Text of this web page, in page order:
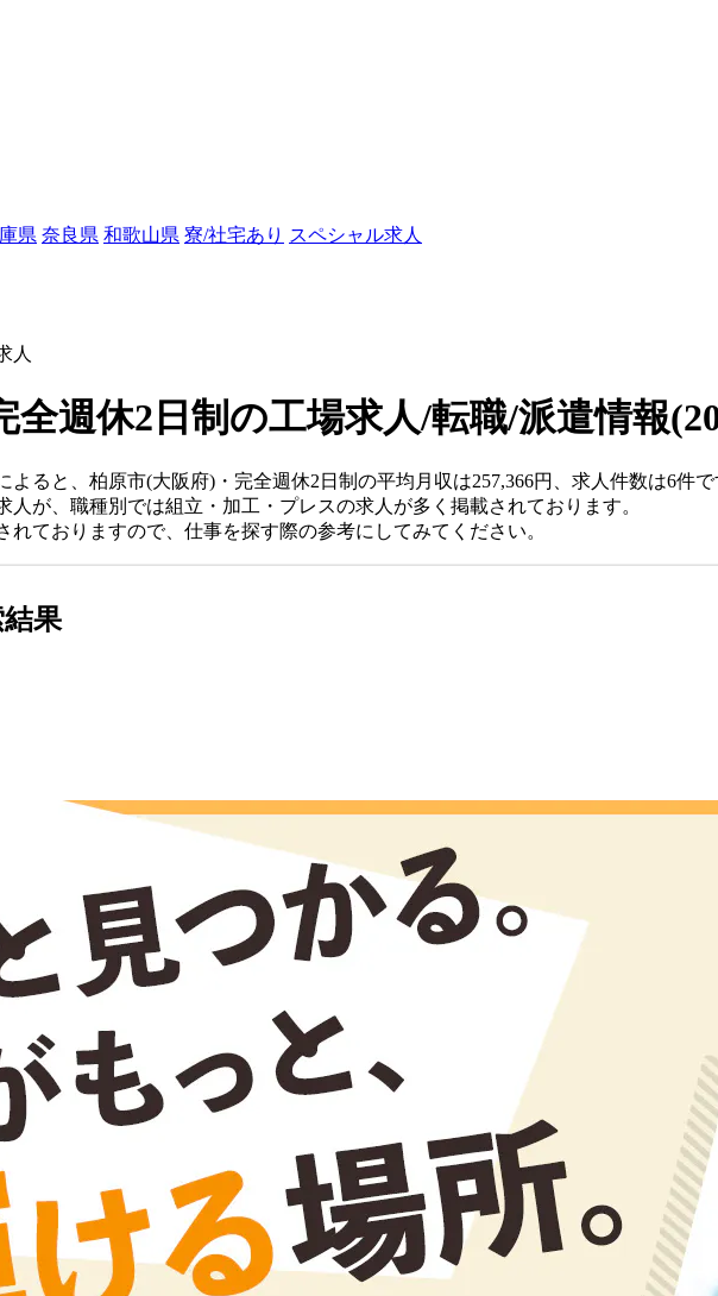
県 奈良県 和歌山県 寮/社宅あり スペシャル求人
人
全週休2日制の工場求人/転職/派遣情報
よると、柏原市(大阪府)・完全週休2日制の平均月収は257,366円、求人件数は6件で
人が、職種別では組立・加工・プレスの求人が多く掲載されております。
ておりますので、仕事を探す際の参考にしてみてください。
果